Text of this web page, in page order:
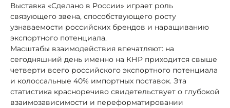
Выставка «Сделано в России» играет роль
связующего звена, способствующего росту
узнаваемости российских брендов и наращиванию
экспортного потенциала.
Масштабы взаимодействия впечатляют: на
сегодняшний день именно на КНР приходится свыше
четверти всего российского экспортного потенциала
и колоссальные 40% импортных поставок. Эта
статистика красноречиво свидетельствует о глубокой
взаимозависимости и переформатировании